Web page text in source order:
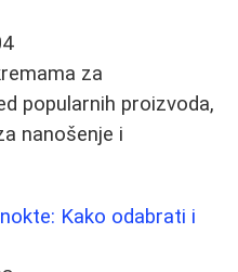
za
popularnih proizvoda,
nanošenje i
Kako odabrati i